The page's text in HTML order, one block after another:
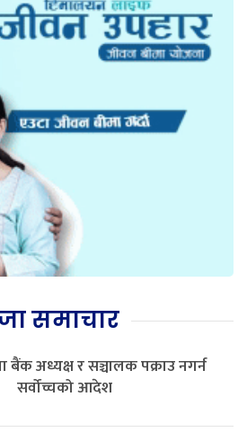
समाचार
बैंक अध्यक्ष र सञ्चालक पक्राउ नगर्न
सर्वोच्चको आदेश